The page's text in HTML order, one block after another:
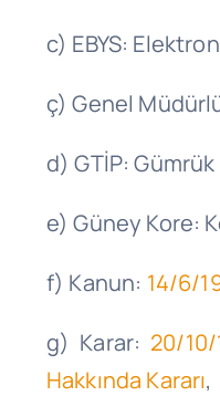
c) EBYS:
ç) Genel
d) GTİP:
e) Güney Kore:
f) Kanun: 14/6/
g) Karar: 20/
Hakkında Kararı,